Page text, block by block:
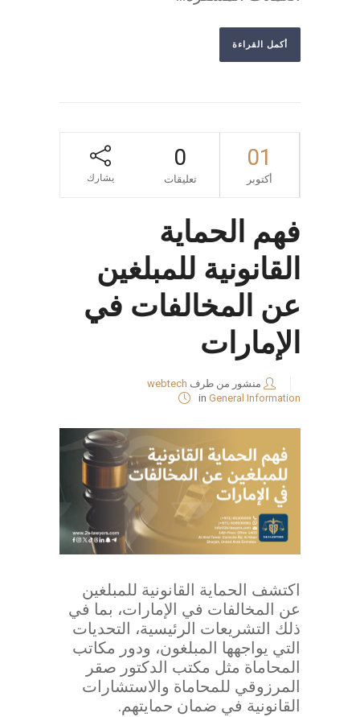
أكمل القراءة
01
أكتوبر
0
تعليقات يشارك
فهم الحماية
القانونية للمبلغين
عن المخالفات في
الإمارات
منشور من طرف webtech
in General Information
اكتشف الحماية القانونية للمبلغين
عن المخالفات في الإمارات، بما في
ذلك التشريعات الرئيسية، التحديات
التي يواجهها المبلغون، ودور مكاتب
المحاماة مثل مكتب الدكتور صقر
المرزوقي للمحاماة والاستشارات
القانونية في ضمان حمايتهم.